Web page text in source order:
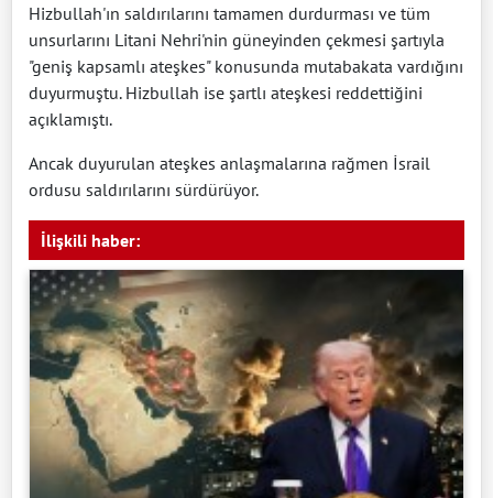
Hizbullah'ın saldırılarını tamamen durdurması ve tüm
unsurlarını Litani Nehri'nin güneyinden çekmesi şartıyla
"geniş kapsamlı ateşkes" konusunda mutabakata vardığını
duyurmuştu. Hizbullah ise şartlı ateşkesi reddettiğini
açıklamıştı.
Ancak duyurulan ateşkes anlaşmalarına rağmen İsrail
ordusu saldırılarını sürdürüyor.
İlişkili haber: